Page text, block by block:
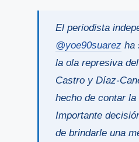
El periodista
@yoe90suarez ha
la ola represiva
Castro y Díaz-
hecho de contar la
Importante
de brindarle una